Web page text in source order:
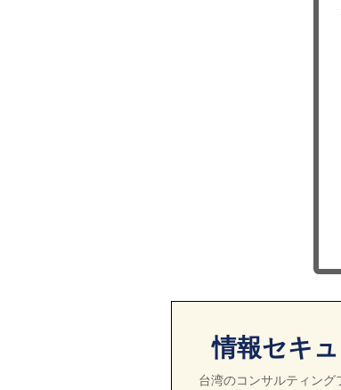
情報セキ
台湾のコンサルティン